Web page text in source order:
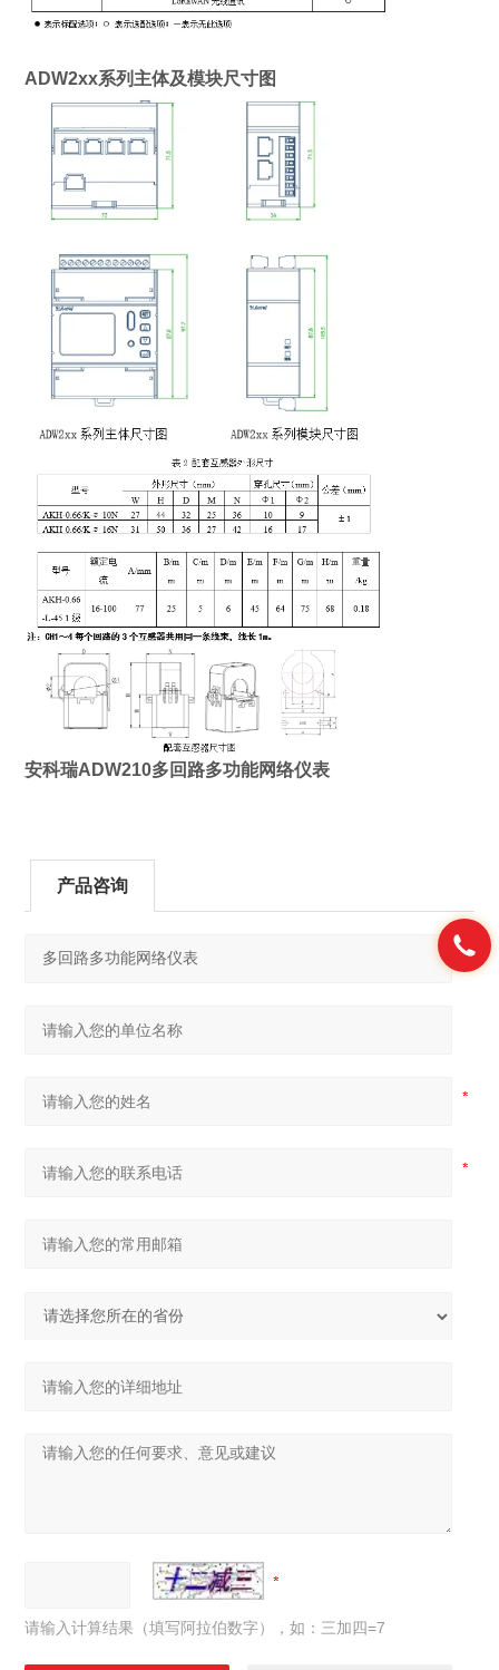
ADW2xx系列主体及模块尺寸图
安科瑞ADW210多回路多功能网络仪表
产品咨询
请输入计算结果（填写阿拉伯数字），如：三加四=7